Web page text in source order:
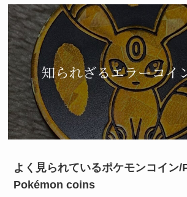
よく見られているポケモンコイン
Pokémon coins